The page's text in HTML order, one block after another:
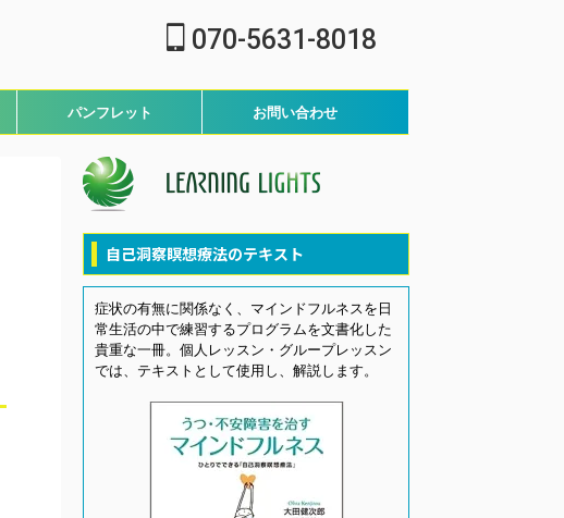
070-5631-8018
パンフレット お問い合わせ
自己洞察瞑想療法のテキスト
症状の有無に関係なく、マインドフルネスを日
常生活の中で練習するプログラムを文書化した
貴重な一冊。個人レッスン・グループレッスン
では、テキストとして使用し、解説します。